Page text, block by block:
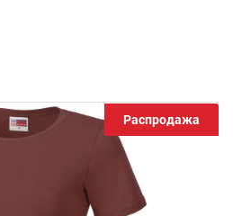
Распродажа